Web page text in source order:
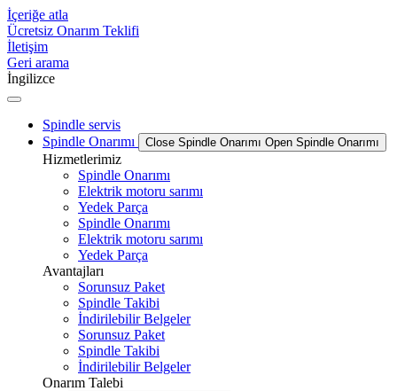
İçeriğe atla
Ücretsiz Onarım Teklifi
İletişim
Geri arama
İngilizce
Spindle servis
Spindle Onarımı
Close Spindle Onarımı Open Spindle Onarımı
Hizmetlerimiz
Spindle Onarımı
Elektrik motoru sarımı
Yedek Parça
Spindle Onarımı
Elektrik motoru sarımı
Yedek Parça
Avantajları
Sorunsuz Paket
Spindle Takibi
İndirilebilir Belgeler
Sorunsuz Paket
Spindle Takibi
İndirilebilir Belgeler
Onarım Talebi